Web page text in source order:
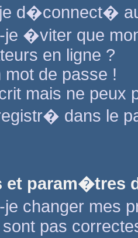
d�connect�
je �viter que
en ligne ?
de passe !
mais ne peux
dans le
param�tres
je changer mes
pas